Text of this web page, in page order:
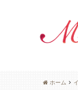
ホーム